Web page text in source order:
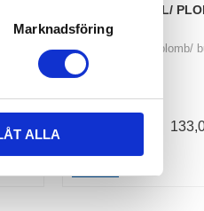
Marknadsföring
ALLA
BULTSIGILL/
Containerplomb/